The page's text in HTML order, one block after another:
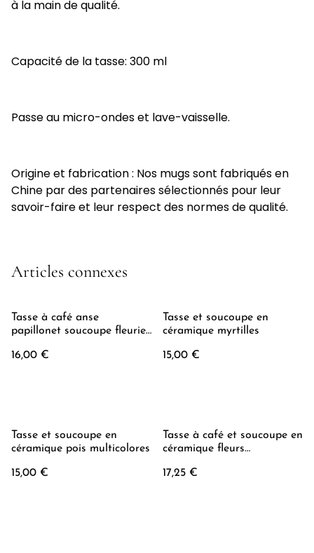
à la main de qualité.
Capacité de la tasse: 300 ml
Passe au micro-ondes et lave-vaisselle.
Origine et fabrication : Nos mugs sont fabriqués en
Chine par des partenaires sélectionnés pour leur
savoir-faire et leur respect des normes de qualité.
Articles connexes
Tasse à café anse
papillonet soucoupe fleurie
16,00 €
Tasse et soucoupe en
céramique myrtilles
15,00 €
Tasse et soucoupe en
céramique pois multicolores
15,00 €
Tasse à café et soucoupe en
céramique fleurs
17,25 €